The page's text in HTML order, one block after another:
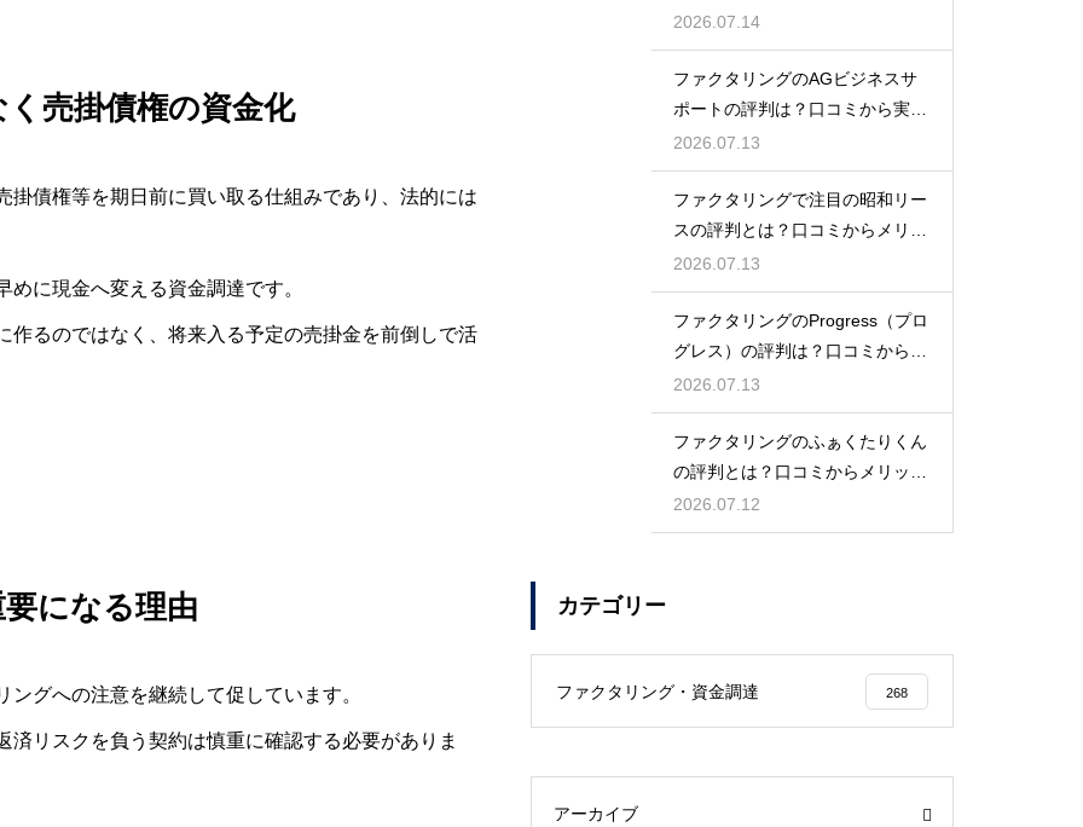
売掛債権の資金化
債権等を期日前に買い取る仕組みであり、法的には
に現金へ変える資金調達です。
るのではなく、将来入る予定の売掛金を前倒しで活
になる理由
グへの注意を継続して促しています。
リスクを負う契約は慎重に確認する必要がありま
態を徹底解説
2026.07.14
ファクタリングのAGビジネスサ
ポートの評判は？口コミから実態
を徹底解説
2026.07.13
ファクタリングで注目の昭和リー
スの評判とは？口コミからメリッ
トを徹底解説
2026.07.13
ファクタリングのProgress（プロ
グレス）の評判は？口コミから検
証
2026.07.13
ファクタリングのふぁくたりくん
の評判とは？口コミからメリット
を徹底解説
2026.07.12
カテゴリー
ファクタリング・資金調達 268
アーカイブ